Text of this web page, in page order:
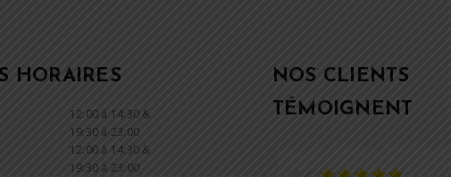
HORAIRES
12:00 à 14:30 &
19:30 à 23:00
12:00 à 14:30 &
19:30 à 23:00
NOS CLIENTS
TÉMOIGNENT